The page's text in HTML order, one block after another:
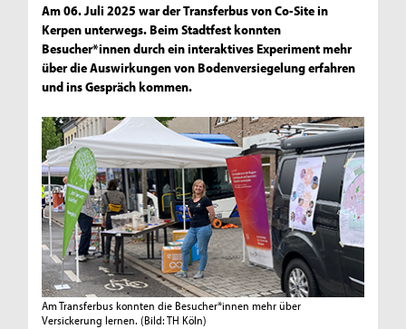
Am 06. Juli 2025 war der Transferbus von Co-Site in
Kerpen unterwegs. Beim Stadtfest konnten
Besucher*innen durch ein interaktives Experiment mehr
über die Auswirkungen von Bodenversiegelung erfahren
und ins Gespräch kommen.
Am Transferbus konnten die Besucher*innen mehr über
Versickerung lernen. (Bild: TH Köln)